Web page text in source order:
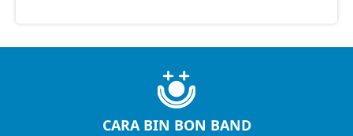
CARA BIN BON BAND